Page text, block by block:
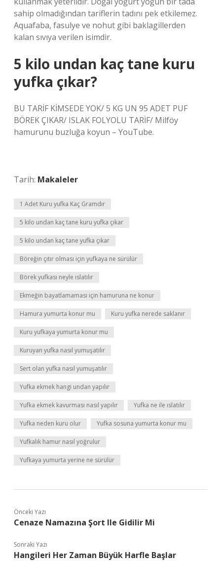
sahip olmadığından tariflerin tadını pek etkilemez.
Aquafaba, fasulye ve nohut gibi baklagillerden
kalan sıvıya verilen isimdir.
5 kilo undan kaç tane kuru
yufka çıkar?
BU TARİF KİMSEDE YOK/ 5 KG UN 95 ADET PUF
BÖREK ÇIKAR/ ISLAK FOLYOLU TARİF/ Milföy
hamurunu buzluğa koyun – YouTube.
Tarih: Makaleler
1 Adet Kuru yufka Kaç Gramdır
5 kilo undan kaç tane kuru yufka çıkar
5 kilo undan kaç tane yufka çıkar
Böreğin çıtır olması için yufkaya ne sürülür
Börek yufkası neyle ıslatılır
Ekmeğin bayatlamaması için hamuruna ne konur
Hamura yumurta konur mu Kuru yufka nerede saklanır
Kuru yufkaya yumurta konur mu
Kuruyan yufka nasıl yumuşatılır
Sert olan yufka nasıl yumuşatılır
Yufka ekmek hangi undan yapılır
Yufka ekmek kavurması nasıl yapılır Yufka ne ile ıslatılır
Yufka neden kuru olur Yufka sosuna yumurta konur mu
Yufkalık hamur nasıl yoğrulur
Yufkaya yumurta yerine ne sürülür
Önceki Yazı
Cenaze Namazına Şort Ile Gidilir Mi
Sonraki Yazı
Hangileri Her Zaman Büyük Harfle Başlar